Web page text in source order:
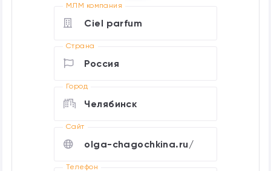
МЛМ компания
Ciel parfum
Страна
Россия
Город
Челябинск
Cайт
olga-chagochkina.ru/
Телефон